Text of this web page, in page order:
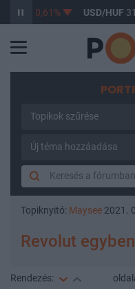
-0,61% USD/HUF
Topikok szűrése
Új téma hozzáadása
Topiknyitó: Maysee 2021.
Revolut egyben
Rendezés: